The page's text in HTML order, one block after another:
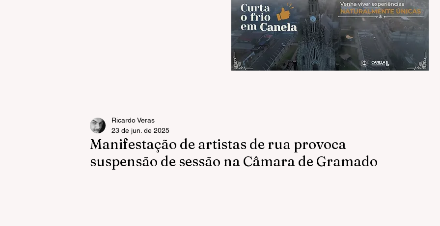
Manifestação de artistas de rua provoca
suspensão de sessão na Câmara de Gramado
Ricardo Veras
23 de jun. de 2025